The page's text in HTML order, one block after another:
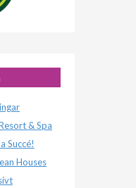
& Spa
Succé!
Houses